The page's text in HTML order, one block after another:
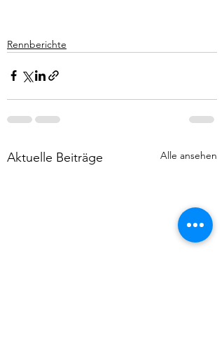
Rennberichte
Aktuelle Beiträge Alle ansehen